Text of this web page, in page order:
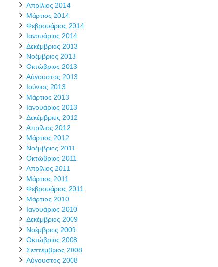
Απρίλιος 2014
Μάρτιος 2014
Φεβρουάριος 2014
Ιανουάριος 2014
Δεκέμβριος 2013
Νοέμβριος 2013
Οκτώβριος 2013
Αύγουστος 2013
Ιούνιος 2013
Μάρτιος 2013
Ιανουάριος 2013
Δεκέμβριος 2012
Απρίλιος 2012
Μάρτιος 2012
Νοέμβριος 2011
Οκτώβριος 2011
Απρίλιος 2011
Μάρτιος 2011
Φεβρουάριος 2011
Μάρτιος 2010
Ιανουάριος 2010
Δεκέμβριος 2009
Νοέμβριος 2009
Οκτώβριος 2008
Σεπτέμβριος 2008
Αύγουστος 2008